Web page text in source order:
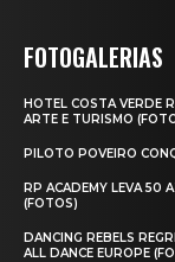
FOTOGALERIAS
HOTEL COSTA VERDE
ARTE E TURISMO
PILOTO POVEIRO
RP ACADEMY LEVA 50
(FOTOS)
DANCING REBELS
ALL DANCE EUROPE